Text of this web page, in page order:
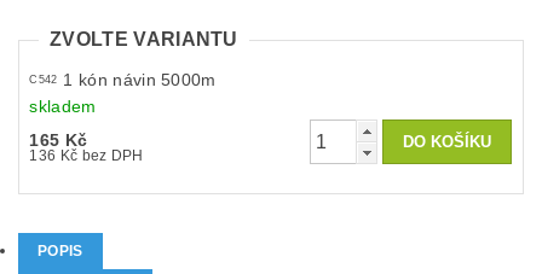
ZVOLTE VARIANTU
C542 1 kón návin 5000m
skladem
165 Kč
136 Kč bez DPH
POPIS